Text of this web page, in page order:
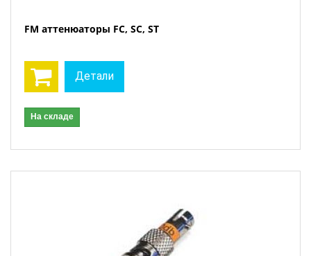
FM аттенюаторы FC, SC, ST
Детали
На складе